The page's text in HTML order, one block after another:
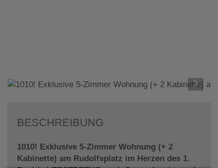
BESCHREIBUNG
1010! Exklusive 5-Zimmer Wohnung (+ 2
Kabinette) am Rudolfsplatz im Herzen des 1.